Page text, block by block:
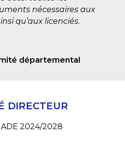
nécessaires aux
qu’aux licenciés.
départemental
DIRECTEUR
2024/2028